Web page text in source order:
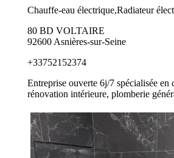
Chauffe-eau électrique,Radiateur
80 BD VOLTAIRE
92600 Asnières-sur-Seine
+33752152374
Entreprise ouverte 6j/7 spécialisée en
rénovation intérieure, plomberie